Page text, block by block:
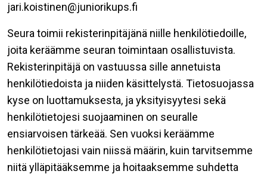
jari.koistinen@juniorikups.fi
Seura toimii rekisterinpitäjänä niille henkilötiedoille,
joita keräämme seuran toimintaan osallistuvista.
Rekisterinpitäjä on vastuussa sille annetuista
henkilötiedoista ja niiden käsittelystä. Tietosuojassa
kyse on luottamuksesta, ja yksityisyytesi sekä
henkilötietojesi suojaaminen on seuralle
ensiarvoisen tärkeää. Sen vuoksi keräämme
henkilötietojasi vain niissä määrin, kuin tarvitsemme
niitä ylläpitääksemme ja hoitaaksemme suhdetta